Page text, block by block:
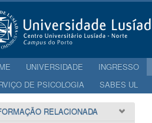
UNIVERSIDADE INGRESSO
DE PSICOLOGIA
SABES UL
RELACIONADA